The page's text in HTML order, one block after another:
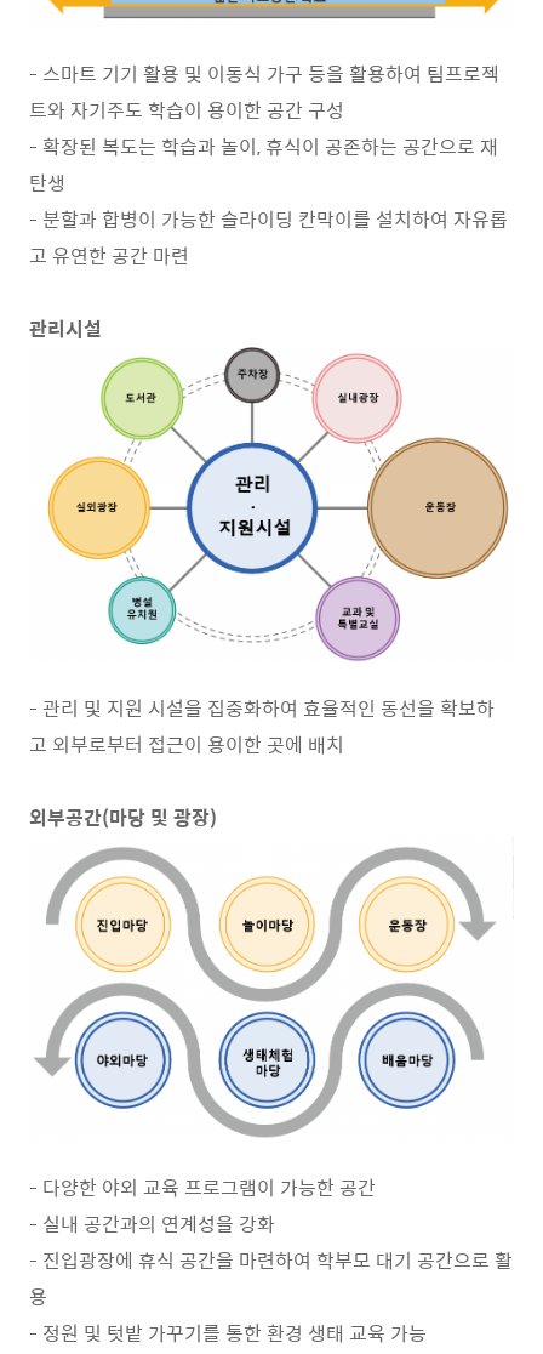
- 스마트 기기 활용 및 이동식 가구 등을 활용하여 팀프로젝
트와 자기주도 학습이 용이한 공간 구성
- 확장된 복도는 학습과 놀이, 휴식이 공존하는 공간으로 재
탄생
- 분할과 합병이 가능한 슬라이딩 칸막이를 설치하여 자유롭
고 유연한 공간 마련
관리시설
- 관리 및 지원 시설을 집중화하여 효율적인 동선을 확보하
고 외부로부터 접근이 용이한 곳에 배치
외부공간(마당 및 광장)
- 다양한 야외 교육 프로그램이 가능한 공간
- 실내 공간과의 연계성을 강화
- 진입광장에 휴식 공간을 마련하여 학부모 대기 공간으로 활
용
- 정원 및 텃밭 가꾸기를 통한 환경 생태 교육 가능